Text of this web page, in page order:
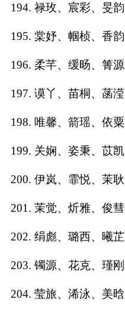
194. 禄玫、宸彩、旻韵
195. 棠妤、帼桢、香韵
196. 柔芊、缓旸、箐源
197. 谟丫、苗桐、菡滢
198. 唯馨、箭瑶、依粟
199. 关娴、姿秉、苡凯
200. 伊岚、霏悦、茉耿
201. 茉觉、炘雅、俊彗
202. 绢彪、璐西、曦芷
203. 镯源、花克、瑾刚
204. 莹旅、浠泳、美晗